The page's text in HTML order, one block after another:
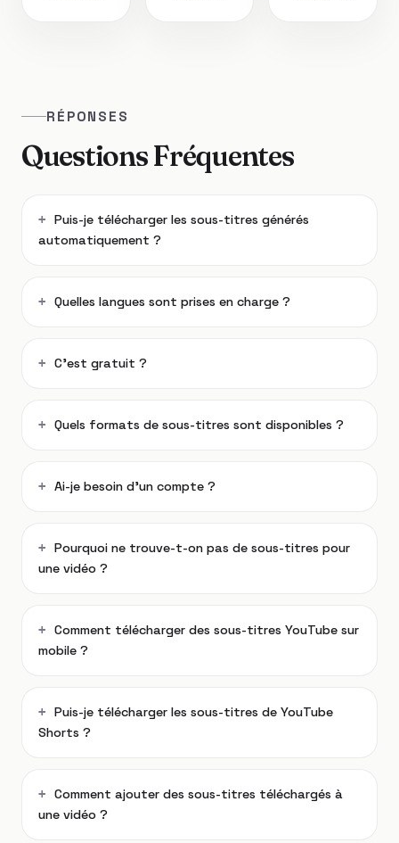
RÉPONSES
Questions Fréquentes
Puis-je télécharger les sous-titres générés
automatiquement ?
Quelles langues sont prises en charge ?
C’est gratuit ?
Quels formats de sous-titres sont disponibles ?
Ai-je besoin d’un compte ?
Pourquoi ne trouve-t-on pas de sous-titres pour
une vidéo ?
Comment télécharger des sous-titres YouTube sur
mobile ?
Puis-je télécharger les sous-titres de YouTube
Shorts ?
Comment ajouter des sous-titres téléchargés à
une vidéo ?